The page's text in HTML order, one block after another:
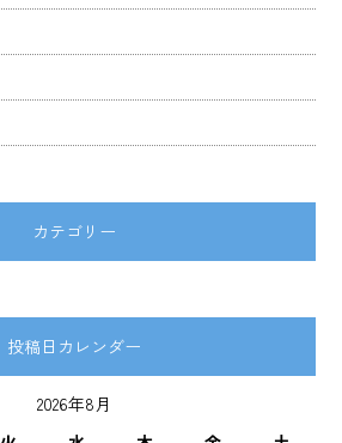
カテゴリー
投稿日カレンダー
2026年8月